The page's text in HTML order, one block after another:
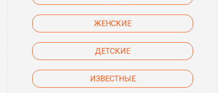
ЖЕНСКИЕ
ДЕТСКИЕ
ИЗВЕСТНЫЕ